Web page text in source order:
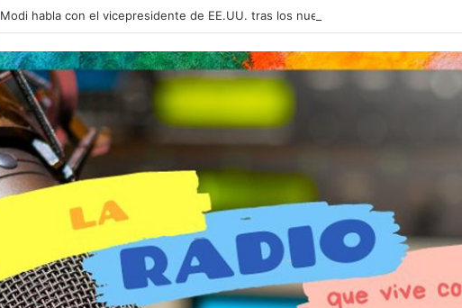
Modi habla con el vicepresidente de EE.UU. tras los nuevos aranceles a la India